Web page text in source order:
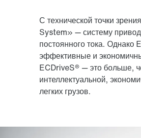
С технической точки
System» — систему
постоянного тока.
эффективные и
ECDriveS® — это больше,
интеллектуальной,
легких грузов.